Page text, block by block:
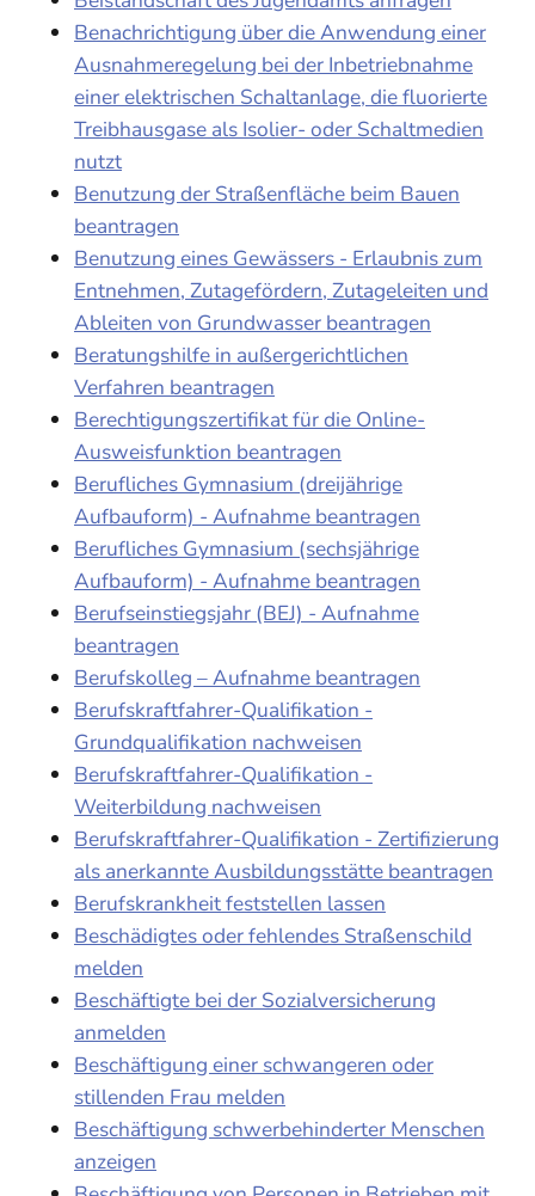
Benachrichtigung über die Anwendung einer
Ausnahmeregelung bei der Inbetriebnahme
einer elektrischen Schaltanlage, die fluorierte
Treibhausgase als Isolier- oder Schaltmedien
nutzt
Benutzung der Straßenfläche beim Bauen
beantragen
Benutzung eines Gewässers - Erlaubnis zum
Entnehmen, Zutagefördern, Zutageleiten und
Ableiten von Grundwasser beantragen
Beratungshilfe in außergerichtlichen
Verfahren beantragen
Berechtigungszertifikat für die Online-
Ausweisfunktion beantragen
Berufliches Gymnasium (dreijährige
Aufbauform) - Aufnahme beantragen
Berufliches Gymnasium (sechsjährige
Aufbauform) - Aufnahme beantragen
Berufseinstiegsjahr (BEJ) - Aufnahme
beantragen
Berufskolleg – Aufnahme beantragen
Berufskraftfahrer-Qualifikation -
Grundqualifikation nachweisen
Berufskraftfahrer-Qualifikation -
Weiterbildung nachweisen
Berufskraftfahrer-Qualifikation - Zertifizierung
als anerkannte Ausbildungsstätte beantragen
Berufskrankheit feststellen lassen
Beschädigtes oder fehlendes Straßenschild
melden
Beschäftigte bei der Sozialversicherung
anmelden
Beschäftigung einer schwangeren oder
stillenden Frau melden
Beschäftigung schwerbehinderter Menschen
anzeigen